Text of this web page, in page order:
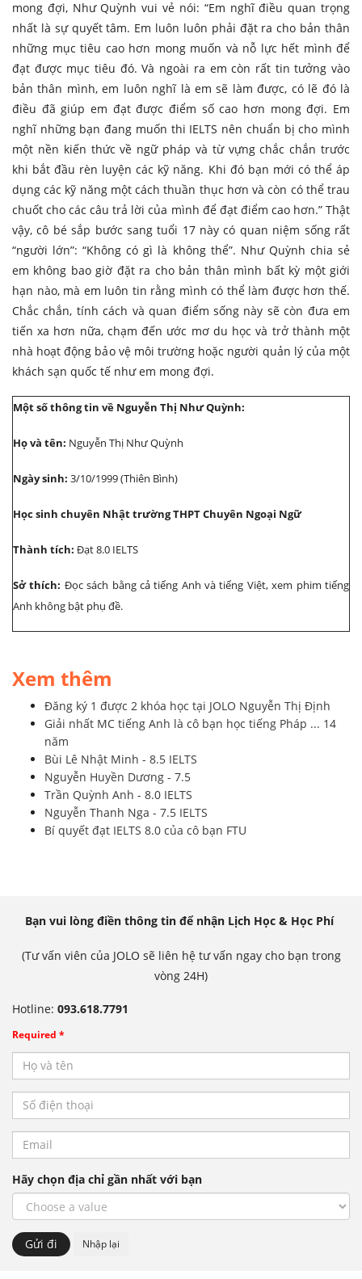
mong đợi, Như Quỳnh vui vẻ nói: “Em nghĩ điều quan trọng
nhất là sự quyết tâm. Em luôn luôn phải đặt ra cho bản thân
những mục tiêu cao hơn mong muốn và nỗ lực hết mình để
đạt được mục tiêu đó. Và ngoài ra em còn rất tin tưởng vào
bản thân mình, em luôn nghĩ là em sẽ làm được, có lẽ đó là
điều đã giúp em đạt được điểm số cao hơn mong đợi. Em
nghĩ những bạn đang muốn thi IELTS nên chuẩn bị cho mình
một nền kiến thức về ngữ pháp và từ vựng chắc chắn trước
khi bắt đầu rèn luyện các kỹ năng. Khi đó bạn mới có thể áp
dụng các kỹ năng một cách thuần thục hơn và còn có thể trau
chuốt cho các câu trả lời của mình để đạt điểm cao hơn.” Thật
vậy, cô bé sắp bước sang tuổi 17 này có quan niệm sống rất
“người lớn”: “Không có gì là không thể”. Như Quỳnh chia sẻ
em không bao giờ đặt ra cho bản thân mình bất kỳ một giới
hạn nào, mà em luôn tin rằng mình có thể làm được hơn thế.
Chắc chắn, tính cách và quan điểm sống này sẽ còn đưa em
tiến xa hơn nữa, chạm đến ước mơ du học và trở thành một
nhà hoạt động bảo vệ môi trường hoặc người quản lý của một
khách sạn quốc tế như em mong đợi.
Một số thông tin về Nguyễn Thị Như Quỳnh:
Họ và tên: Nguyễn Thị Như Quỳnh
Ngày sinh: 3/10/1999 (Thiên Bình)
Học sinh chuyên Nhật trường THPT Chuyên Ngoại Ngữ
Thành tích: Đạt 8.0 IELTS
Sở thích: Đọc sách bằng cả tiếng Anh và tiếng Việt, xem phim tiếng
Anh không bật phụ đề.
Xem thêm
Đăng ký 1 được 2 khóa học tại JOLO Nguyễn Thị Định
Giải nhất MC tiếng Anh là cô bạn học tiếng Pháp ... 14
năm
Bùi Lê Nhật Minh - 8.5 IELTS
Nguyễn Huyền Dương - 7.5
Trần Quỳnh Anh - 8.0 IELTS
Nguyễn Thanh Nga - 7.5 IELTS
Bí quyết đạt IELTS 8.0 của cô bạn FTU
Bạn vui lòng điền thông tin để nhận Lịch Học & Học Phí
(Tư vấn viên của JOLO sẽ liên hệ tư vấn ngay cho bạn trong
vòng 24H)
Hotline: 093.618.7791
Required *
Hãy chọn địa chỉ gần nhất với bạn